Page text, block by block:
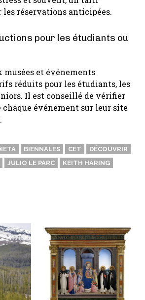
réservations anticipées.
pour les étudiants ou
musées et événements
réduits pour les étudiants, les
Il est conseillé de vérifier
événement sur leur site
BIENNALES CET
DÉCOUVRIR
JULIO LE PARC KEITH HARING